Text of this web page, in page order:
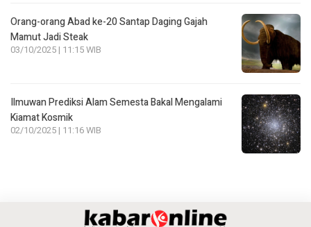
Orang-orang Abad ke-20 Santap Daging Gajah
Mamut Jadi Steak
03/10/2025 | 11:15 WIB
Ilmuwan Prediksi Alam Semesta Bakal Mengalami
Kiamat Kosmik
02/10/2025 | 11:16 WIB